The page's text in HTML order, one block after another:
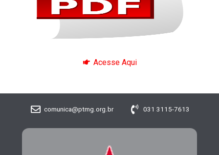
Acesse Aqui
comunica@ptmg.org.br 031 3115-7613